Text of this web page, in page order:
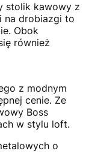
stolik kawowy z
na drobiazgi to
Obok
również
z modnym
cenie. Ze
Boss
w stylu loft.
o